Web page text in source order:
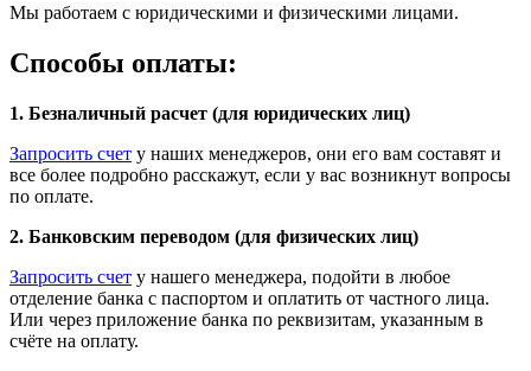
Мы работаем с юридическими и физическими лицами.
Способы оплаты:
1. Безналичный расчет (для юридических лиц)
Запросить счет у наших менеджеров, они его вам составят и
все более подробно расскажут, если у вас возникнут вопросы
по оплате.
2. Банковским переводом (для физических лиц)
Запросить счет у нашего менеджера, подойти в любое
отделение банка с паспортом и оплатить от частного лица.
Или через приложение банка по реквизитам, указанным в
счёте на оплату.